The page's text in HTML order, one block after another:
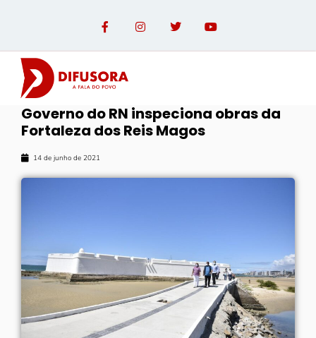
Governo do RN inspeciona obras da
Fortaleza dos Reis Magos
14 de junho de 2021